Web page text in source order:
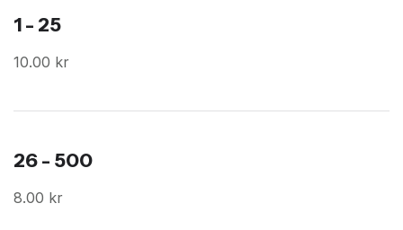
1 - 25
10.00 kr
26 - 500
8.00 kr